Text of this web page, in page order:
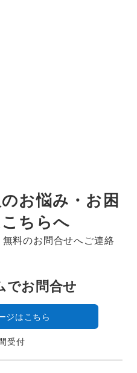
お悩み・お困
ちらへ
料のお問合せへご連絡
でお問合せ
ジはこちら
受付